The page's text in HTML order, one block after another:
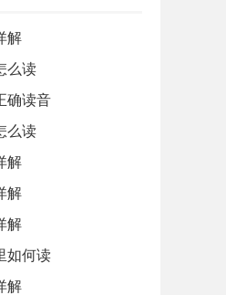
解
么读
确读音
么读
解
解
解
如何读
解